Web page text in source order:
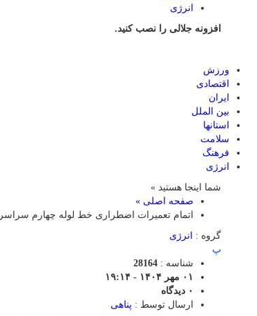
انرژی
افزونه جلالی را نصب کنید.
ورزش
اقتصادی
ایران
بین الملل
استانها
سلامت
فرهنگ
انرژی
شما اینجا هستید »
صفحه اصلی »
اتمام تعمیرات اضطراری خط لوله چهارم
گروه :
انرژی
پ
شناسه : 28164
۰۱ مهر ۱۴۰۴ - ۱۹:۱۴
۰ دیدگاه
ارسال توسط : پناهی